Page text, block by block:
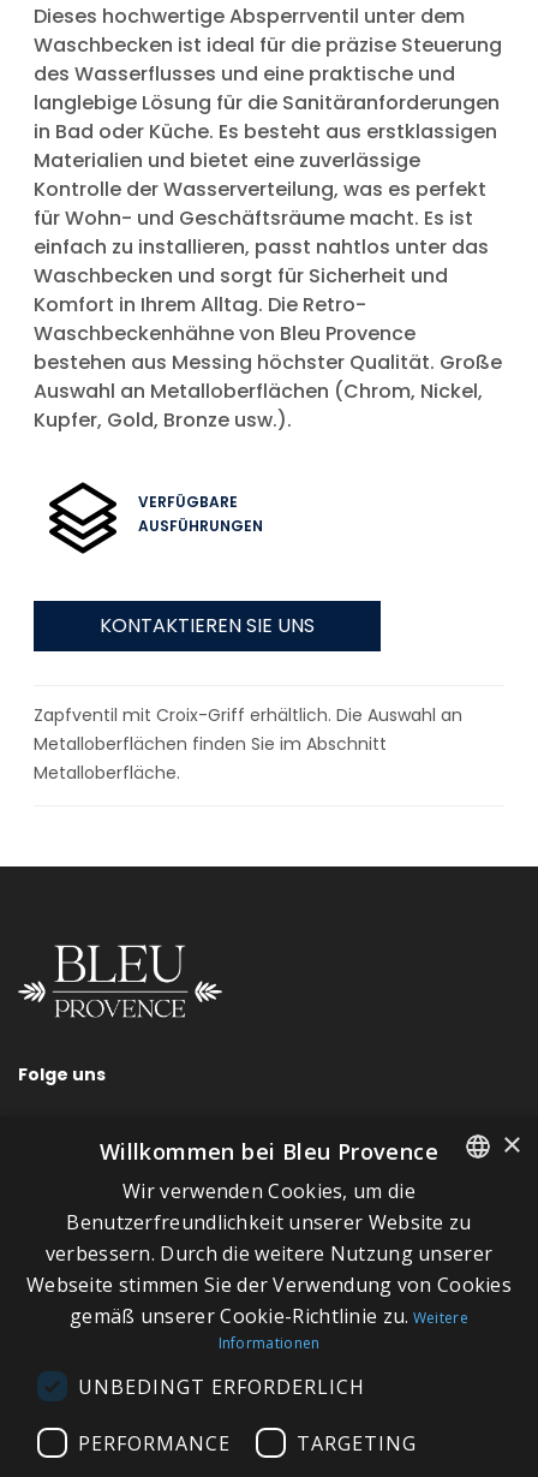
Dieses hochwertige Absperrventil unter dem
Waschbecken ist ideal für die präzise Steuerung
des Wasserflusses und eine praktische und
langlebige Lösung für die Sanitäranforderungen
in Bad oder Küche. Es besteht aus erstklassigen
Materialien und bietet eine zuverlässige
Kontrolle der Wasserverteilung, was es perfekt
für Wohn- und Geschäftsräume macht. Es ist
einfach zu installieren, passt nahtlos unter das
Waschbecken und sorgt für Sicherheit und
Komfort in Ihrem Alltag. Die Retro-
Waschbeckenhähne von Bleu Provence
bestehen aus Messing höchster Qualität. Große
Auswahl an Metalloberflächen (Chrom, Nickel,
Kupfer, Gold, Bronze usw.).
VERFÜGBARE
AUSFÜHRUNGEN
KONTAKTIEREN SIE UNS
Zapfventil mit Croix-Griff erhältlich. Die Auswahl an
Metalloberflächen finden Sie im Abschnitt
Metalloberfläche.
Folge uns
SCHNELLLINKS
Über Bleu Provence
Impressum
Geschäftsbedingungen
Kontaktieren Sie uns
Besuchen Sie unseren Showroom
FRENCH
ITALIAN
×
Willkommen bei Bleu Provence
Wir verwenden Cookies, um die
Benutzerfreundlichkeit unserer Website zu
verbessern. Durch die weitere Nutzung unserer
Webseite stimmen Sie der Verwendung von Cookies
gemäß unserer Cookie-Richtlinie zu. Weitere
Informationen
UNBEDINGT ERFORDERLICH
PERFORMANCE TARGETING